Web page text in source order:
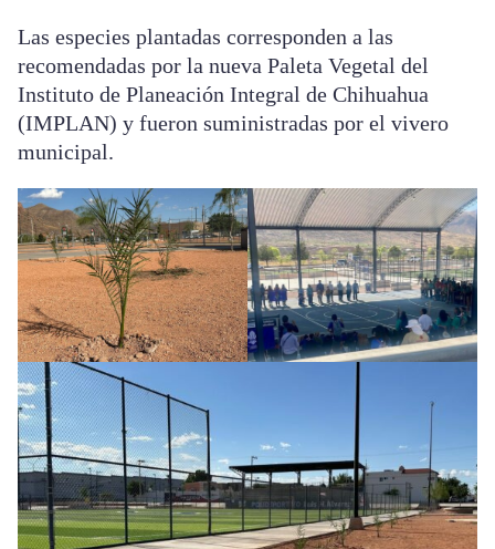
Las especies plantadas corresponden a las
recomendadas por la nueva Paleta Vegetal del
Instituto de Planeación Integral de Chihuahua
(IMPLAN) y fueron suministradas por el vivero
municipal.